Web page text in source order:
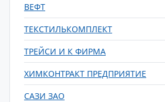
ВЕФТ
ТЕКСТИЛЬКОМПЛЕКТ
ТРЕЙСИ И К ФИРМА
ХИМКОНТРАКТ ПРЕДПРИЯТИЕ
САЗИ ЗАО